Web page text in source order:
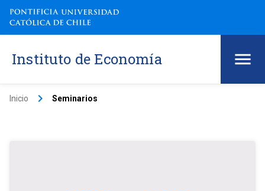
Instituto de Economía
Inicio keyboard_arrow_right Seminarios